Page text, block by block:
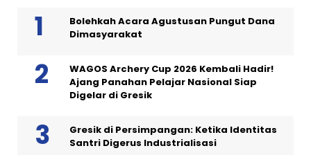
Bolehkah Acara Agustusan Pungut Dana
Dimasyarakat
WAGOS Archery Cup 2026 Kembali Hadir!
Ajang Panahan Pelajar Nasional Siap
Digelar di Gresik
Gresik di Persimpangan: Ketika Identitas
Santri Digerus Industrialisasi